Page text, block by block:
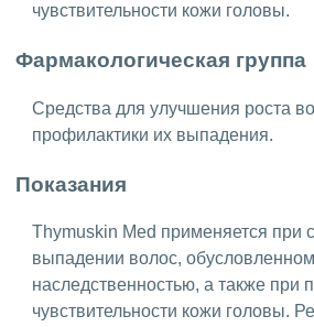
чувствительности кожи головы.
Фармакологическая группа
Средства для улучшения роста
профилактики их выпадения.
Показания
Thymuskin Med применяется при
выпадении волос, обусловленном
наследственностью, а также при
чувствительности кожи головы.